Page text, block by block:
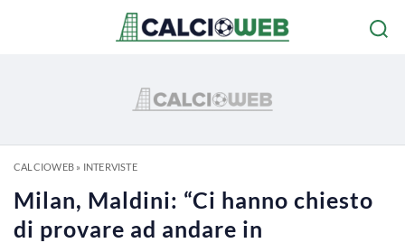
CALCIOWEB» INTERVISTE
Milan, Maldini: “Ci hanno chiesto
di provare ad andare in